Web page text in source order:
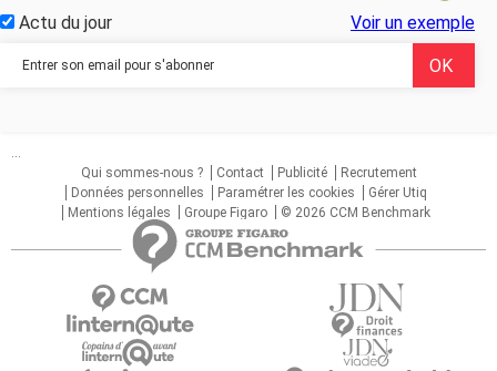
Actu du jour Voir un exemple
...
Qui sommes-nous ?
Contact Publicité
Recrutement
Données personnelles
Paramétrer les cookies
Gérer Utiq
Mentions légales
Groupe Figaro © 2026 CCM Benchmark